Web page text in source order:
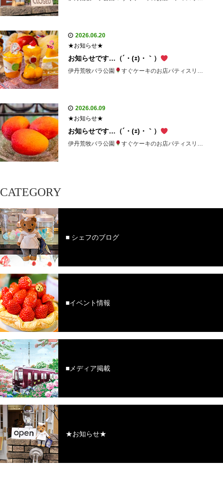
2026.06.20
★お知らせ★
お知らせです…（´・(ｪ)・｀）
伊丹荒牧バラ公園 すぐケーキのお店パティスリ…
2026.06.09
★お知らせ★
お知らせです…（´・(ｪ)・｀）
伊丹荒牧バラ公園 すぐケーキのお店パティスリ…
CATEGORY
■ シェフのブログ
■イベント情報
■メディア掲載
★お知らせ★